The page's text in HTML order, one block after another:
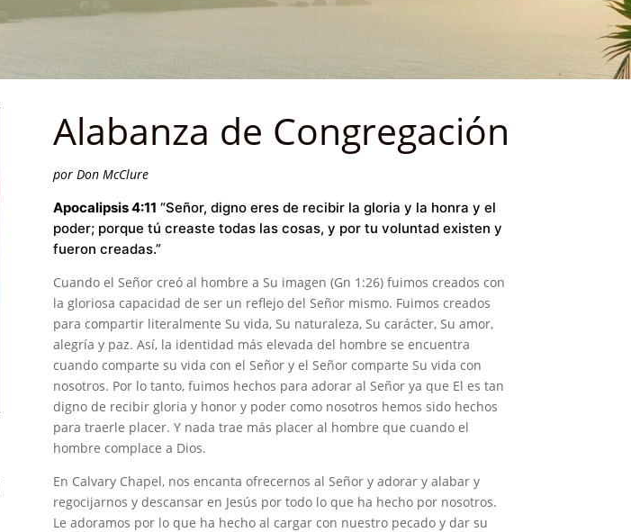
Alabanza de Congregación
por Don McClure
Apocalipsis 4:11 “Señor, digno eres de recibir la gloria y la honra y el
poder; porque tú creaste todas las cosas, y por tu voluntad existen y
fueron creadas.”
Cuando el Señor creó al hombre a Su imagen (Gn 1:26) fuimos creados con
la gloriosa capacidad de ser un reflejo del Señor mismo. Fuimos creados
para compartir literalmente Su vida, Su naturaleza, Su carácter, Su amor,
alegría y paz. Así, la identidad más elevada del hombre se encuentra
cuando comparte su vida con el Señor y el Señor comparte Su vida con
nosotros. Por lo tanto, fuimos hechos para adorar al Señor ya que El es tan
digno de recibir gloria y honor y poder como nosotros hemos sido hechos
para traerle placer. Y nada trae más placer al hombre que cuando el
hombre complace a Dios.
En Calvary Chapel, nos encanta ofrecernos al Señor y adorar y alabar y
regocijarnos y descansar en Jesús por todo lo que ha hecho por nosotros.
Le adoramos por lo que ha hecho al cargar con nuestro pecado y dar su